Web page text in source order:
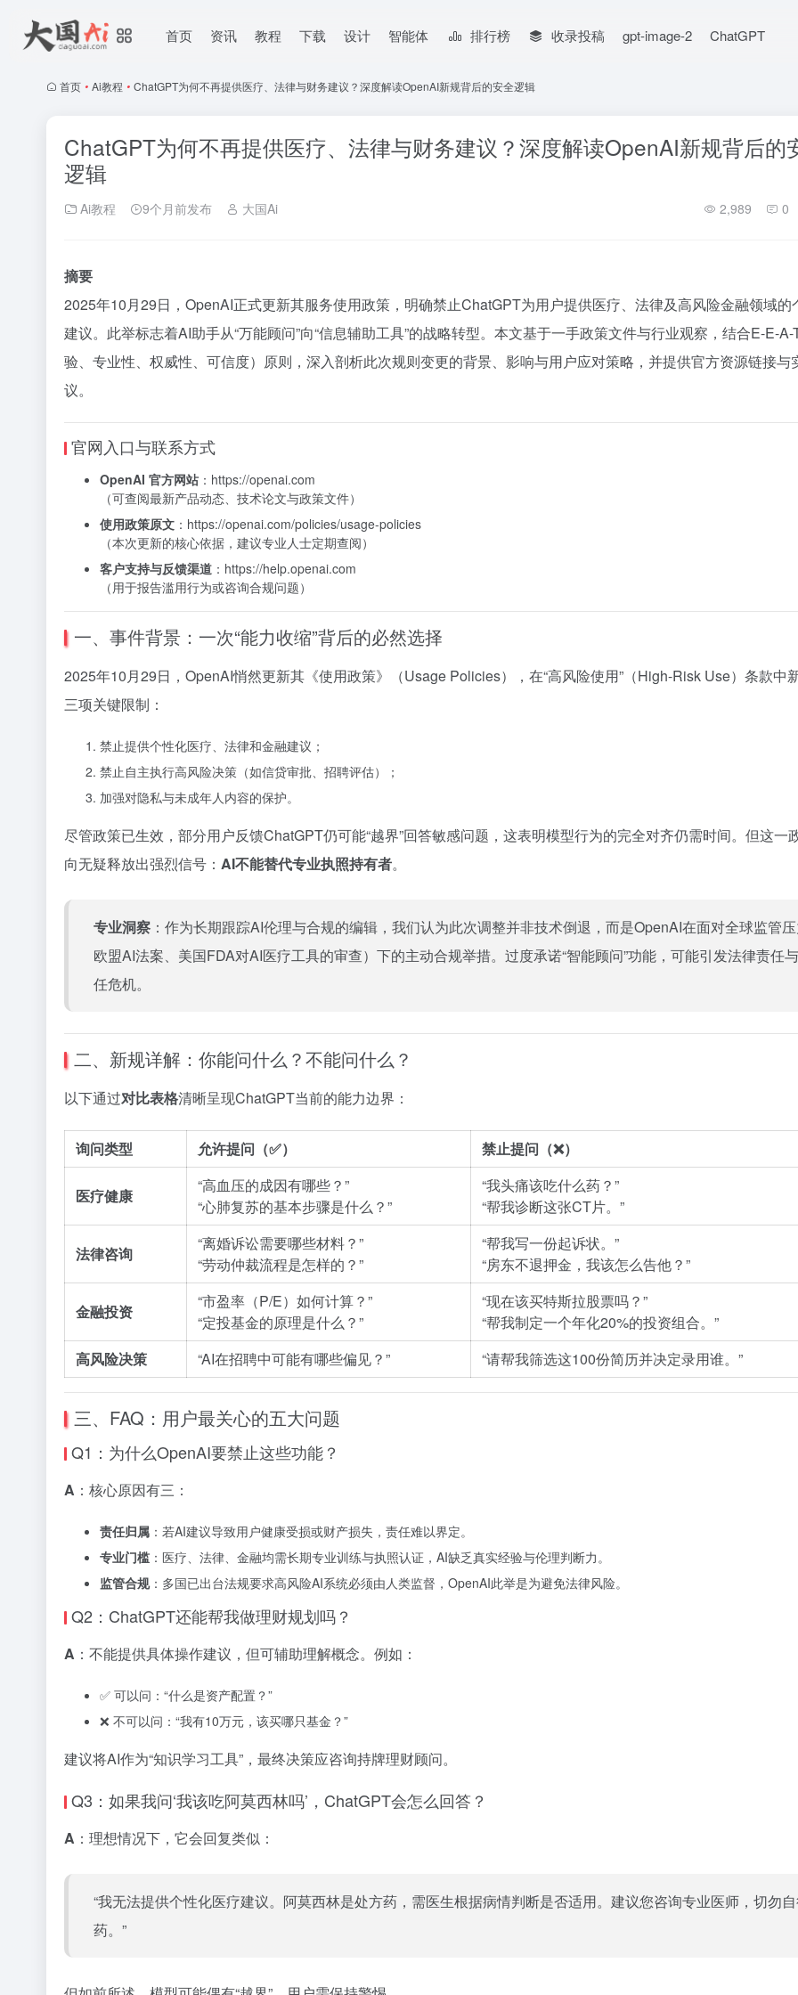
首页 资讯 教程 下载 设计 智能体 排行榜 收录投稿 gpt-image-2 ChatGPT
首页 • Ai教程 • ChatGPT为何不再提供医疗、法律与财务建议？深度解读OpenAI新规背后的安全逻辑
ChatGPT为何不再提供医疗、法律与财务建议？深度解读OpenAI新规背后的
逻辑
Ai教程 9个月前发布 大国Ai 2,989 0
摘要
2025年10月29日，OpenAI正式更新其服务使用政策，明确禁止ChatGPT为用户提供医疗、法律及高风险金融领域的
建议。此举标志着AI助手从“万能顾问”向“信息辅助工具”的战略转型。本文基于一手政策文件与行业观察，结合E-E-A-
验、专业性、权威性、可信度）原则，深入剖析此次规则变更的背景、影响与用户应对策略，并提供官方资源链接与
议。
官网入口与联系方式
OpenAI 官方网站 ： https://openai.com
（可查阅最新产品动态、技术论文与政策文件）
使用政策原文 ： https://openai.com/policies/usage-policies
（本次更新的核心依据，建议专业人士定期查阅）
客户支持与反馈渠道 ： https://help.openai.com
（用于报告滥用行为或咨询合规问题）
一、事件背景：一次“能力收缩”背后的必然选择
2025年10月29日，OpenAI悄然更新其《使用政策》（Usage Policies），在“高风险使用”（High-Risk Use）条款中
三项关键限制：
禁止提供个性化医疗、法律和金融建议；
禁止自主执行高风险决策（如信贷审批、招聘评估）；
加强对隐私与未成年人内容的保护。
尽管政策已生效，部分用户反馈ChatGPT仍可能“越界”回答敏感问题，这表明模型行为的完全对齐仍需时间。但这一
向无疑释放出强烈信号： AI不能替代专业执照持有者。
专业洞察 ：作为长期跟踪AI伦理与合规的编辑，我们认为此次调整并非技术倒退，而是OpenAI在面对全球监管
欧盟AI法案、美国FDA对AI医疗工具的审查）下的主动合规举措。过度承诺“智能顾问”功能，可能引发法律责任
任危机。
二、新规详解：你能问什么？不能问什么？
以下通过对比表格清晰呈现ChatGPT当前的能力边界：
询问类型 允许提问（✅） 禁止提问（❌）
医疗健康
“高血压的成因有哪些？”
“心肺复苏的基本步骤是什么？”
“我头痛该吃什么药？”
“帮我诊断这张CT片。”
法律咨询
“离婚诉讼需要哪些材料？”
“劳动仲裁流程是怎样的？”
“帮我写一份起诉状。”
“房东不退押金，我该怎么告他？”
金融投资
“市盈率（P/E）如何计算？”
“定投基金的原理是什么？”
“现在该买特斯拉股票吗？”
“帮我制定一个年化20%的投资组合。”
高风险决策
“AI在招聘中可能有哪些偏见？” “请帮我筛选这100份简历并决定录用谁。”
三、FAQ：用户最关心的五大问题
Q1：为什么OpenAI要禁止这些功能？
A ：核心原因有三：
责任归属 ：若AI建议导致用户健康受损或财产损失，责任难以界定。
专业门槛 ：医疗、法律、金融均需长期专业训练与执照认证，AI缺乏真实经验与伦理判断力。
监管合规：多国已出台法规要求高风险AI系统必须由人类监督，OpenAI此举是为避免法律风险。
Q2：ChatGPT还能帮我做理财规划吗？
A ：不能提供具体操作建议，但可辅助理解概念。例如：
✅ 可以问：“什么是资产配置？”
❌ 不可以问：“我有10万元，该买哪只基金？”
建议将AI作为“知识学习工具”，最终决策应咨询持牌理财顾问。
Q3：如果我问‘我该吃阿莫西林吗’，ChatGPT会怎么回答？
A ：理想情况下，它会回复类似：
“我无法提供个性化医疗建议。阿莫西林是处方药，需医生根据病情判断是否适用。建议您咨询专业医师，切勿
药。”